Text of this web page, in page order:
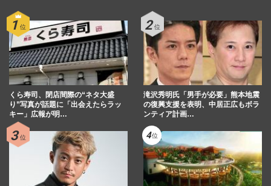
くら寿司、閉店間際の“ネタ大盛
り”写真が話題に「出会えたらラッ
キー」広報が明…
滝沢秀明氏「男手が必要」熊本地震
の復興支援を表明、中居正広もボラ
ンティア計画…